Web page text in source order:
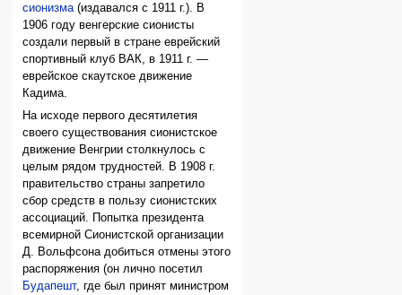
сионизма(издавался с 1911 г.). В
1906 году венгерские сионисты
создали первый в стране еврейский
спортивный клуб ВАК, в 1911 г. —
еврейское скаутское движение
Кадима.
На исходе первого десятилетия
своего существования сионистское
движение Венгрии столкнулось с
целым рядом трудностей. В 1908 г.
правительство страны запретило
сбор средств в пользу сионистских
ассоциаций. Попытка президента
всемирной Сионистской организации
Д. Вольфсона добиться отмены этого
распоряжения (он лично посетил
Будапешт, где был принят министром